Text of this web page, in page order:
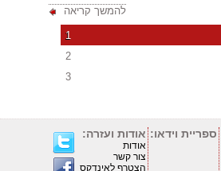
להמשך קריאה
1
2
3
ספריית וידאו: אודות ועזרה:
אודות
צור קשר
הצטרף לאינדקס